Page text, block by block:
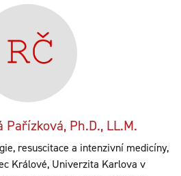
Pařízková, Ph.D., LL.M.
resuscitace a intenzivní medicíny,
Králové, Univerzita Karlova v